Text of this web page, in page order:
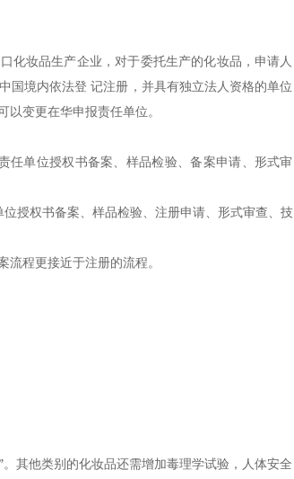
妆品生产企业，对于委托生产的化妆品，申请人
国境内依法登 记注册，并具有独立法人资格的单位
变更在华申报责任单位。
单位授权书备案、样品检验、备案申请、形式审
权书备案、样品检验、注册申请、形式审查、技
程更接近于注册的流程。
他类别的化妆品还需增加毒理学试验，人体安全